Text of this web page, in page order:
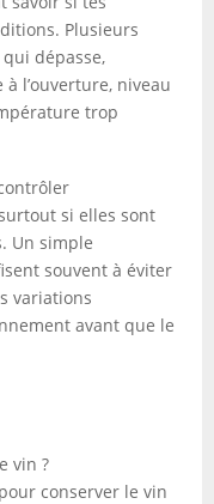
Plusieurs
dépasse,
l’ouverture, niveau
trop
si elles sont
Un simple
souvent à éviter
variations
avant que le
vin ?
conserver le vin